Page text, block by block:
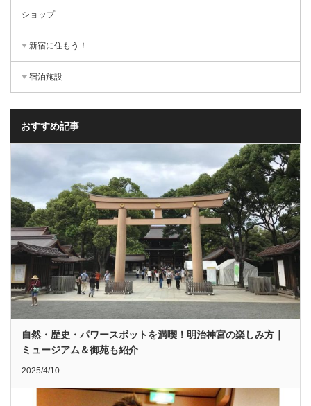
ショップ
新宿に住もう！
宿泊施設
おすすめ記事
自然・歴史・パワースポットを満喫！明治神宮の楽しみ方｜
ミュージアム＆御苑も紹介
2025/4/10